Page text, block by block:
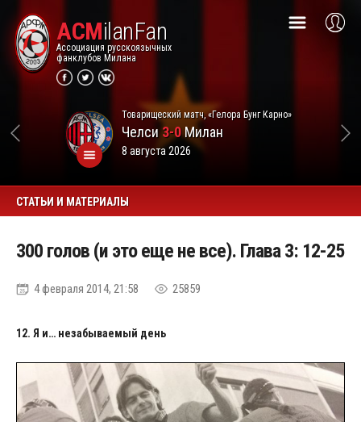
ACMilanFan
Ассоциация русскоязычных
фанклубов Милана
Товарищеский матч, «Гелора Бунг Карно»
Челси3-0Милан
8 августа 2026
СТАТЬИ И МАТЕРИАЛЫ
300 голов (и это еще не все). Глава 3: 12-25
4 февраля 2014, 21:58 25859
12. Я и… незабываемый день